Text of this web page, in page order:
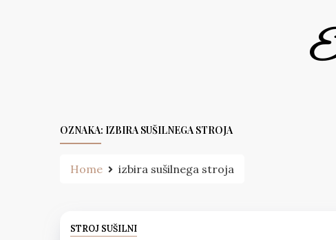
OZNAKA: IZBIRA SUŠILNEGA STROJA
Home izbira sušilnega stroja
STROJ SUŠILNI